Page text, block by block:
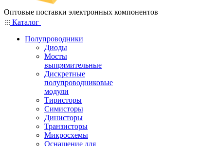
Оптовые поставки электронных компонентов
Каталог
Полупроводники
Диоды
Мосты
выпрямительные
Дискретные
полупроводниковые
модули
Тиристоры
Симисторы
Динисторы
Транзисторы
Микросхемы
Оснащение для